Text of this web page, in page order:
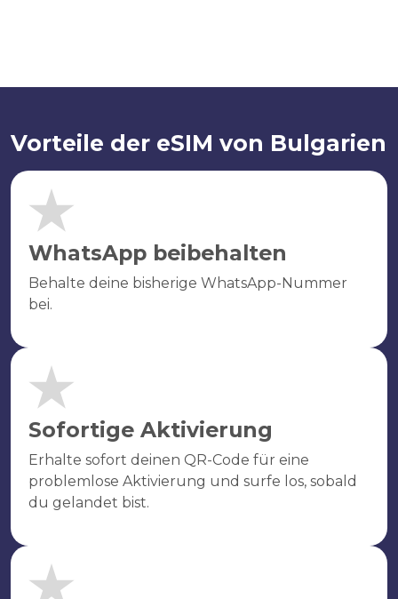
Vorteile der eSIM von Bulgarien
WhatsApp beibehalten
Behalte deine bisherige WhatsApp-Nummer
bei.
Sofortige Aktivierung
Erhalte sofort deinen QR-Code für eine
problemlose Aktivierung und surfe los, sobald
du gelandet bist.